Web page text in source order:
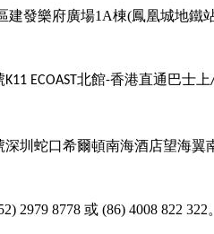
建發樂府廣場1A棟(鳳凰城地鐵
K11 ECOAST北館-香港直通巴士上
深圳蛇口希爾頓南海酒店望海翼
2979 8778 或 (86) 4008 822 322。